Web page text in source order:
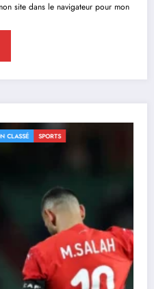
site dans le navigateur pour mon